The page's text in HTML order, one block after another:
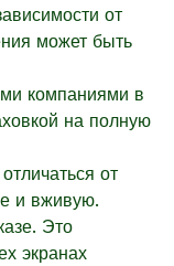
от
может быть
компаниями в
на полную
от
и вживую.
Это
экранах